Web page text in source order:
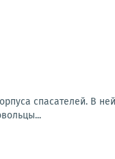
спасателей. В